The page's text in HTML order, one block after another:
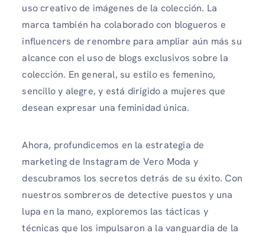
uso creativo de imágenes de la colección. La
marca también ha colaborado con blogueros e
influencers de renombre para ampliar aún más su
alcance con el uso de blogs exclusivos sobre la
colección. En general, su estilo es femenino,
sencillo y alegre, y está dirigido a mujeres que
desean expresar una feminidad única.
Ahora, profundicemos en la estrategia de
marketing de Instagram de Vero Moda y
descubramos los secretos detrás de su éxito. Con
nuestros sombreros de detective puestos y una
lupa en la mano, exploremos las tácticas y
técnicas que los impulsaron a la vanguardia de la